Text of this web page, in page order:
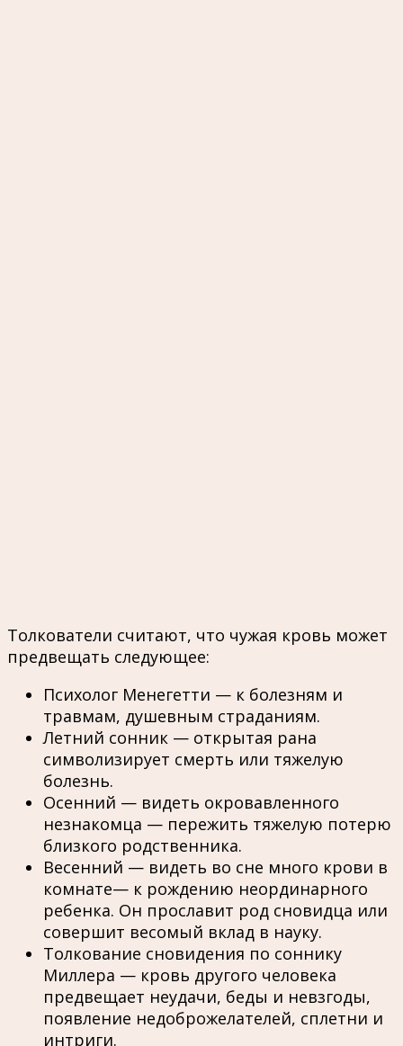
Толкователи считают, что чужая кровь может
предвещать следующее:
Психолог Менегетти — к болезням и
травмам, душевным страданиям.
Летний сонник — открытая рана
символизирует смерть или тяжелую
болезнь.
Осенний — видеть окровавленного
незнакомца — пережить тяжелую потерю
близкого родственника.
Весенний — видеть во сне много крови в
комнате— к рождению неординарного
ребенка. Он прославит род сновидца или
совершит весомый вклад в науку.
Толкование сновидения по соннику
Миллера — кровь другого человека
предвещает неудачи, беды и невзгоды,
появление недоброжелателей, сплетни и
интриги.